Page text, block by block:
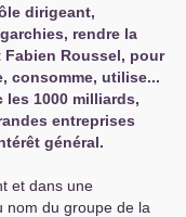
dirigeant,
rendre la
Roussel, pour
consomme, utilise...
1000 milliards,
entreprises
général.
et dans une
nom du groupe de la